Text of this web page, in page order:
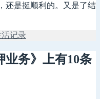
还是挺顺利的。又是了结
活记录
业务》上有10条